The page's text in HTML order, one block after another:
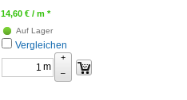
14,60 € / m *
Auf Lager
Vergleichen
m
+
–